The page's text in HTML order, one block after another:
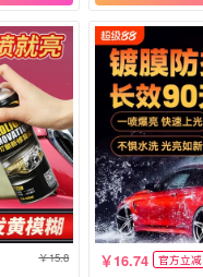
15.8 16.74 官方立减